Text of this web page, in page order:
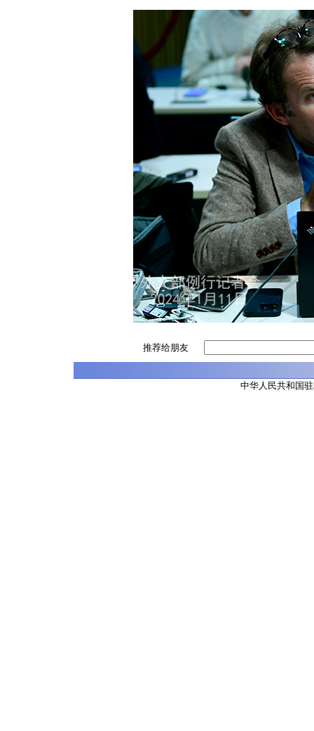
推荐给朋友
中华人民共和国